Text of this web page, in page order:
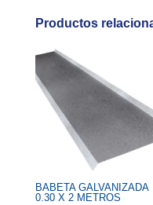
Productos
BABETA GALVANIZADA
0.30 X 2 METROS